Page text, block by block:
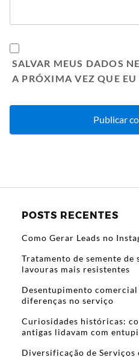
SALVAR MEUS DADOS
A PRÓXIMA VEZ QUE
POSTS RECENTES
Como Gerar Leads no
Tratamento de semente
lavouras mais resistentes
Desentupimento
diferenças no serviço
Curiosidades históricas:
antigas lidavam com
Diversificação de Serviços